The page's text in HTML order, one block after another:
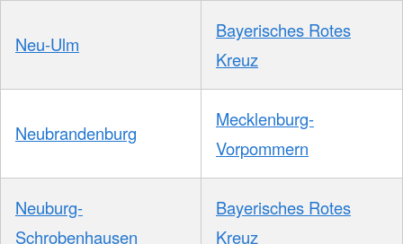
Neu-Ulm
Bayerisches Rotes
Kreuz
Neubrandenburg
Mecklenburg-
Vorpommern
Neuburg-
Schrobenhausen
Bayerisches Rotes
Kreuz